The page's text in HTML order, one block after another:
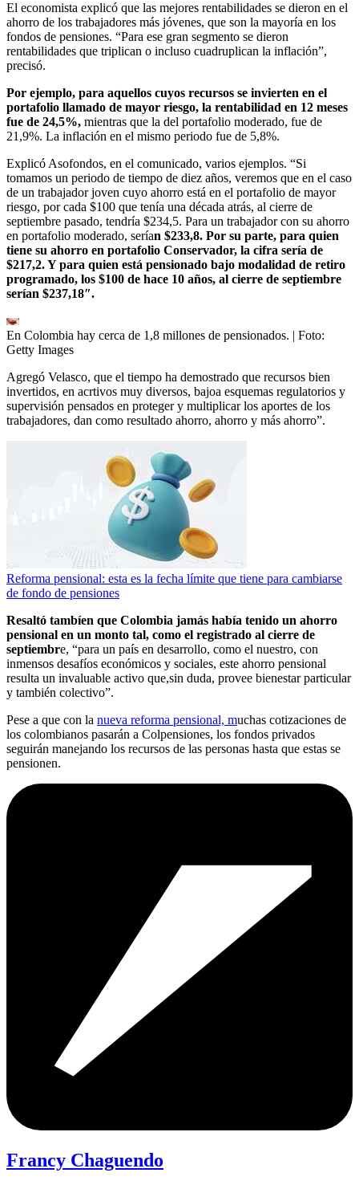
El economista explicó que las mejores rentabilidades se dieron en el
ahorro de los trabajadores más jóvenes, que son la mayoría en los
fondos de pensiones. “Para ese gran segmento se dieron
rentabilidades que triplican o incluso cuadruplican la inflación”,
precisó.
Por ejemplo, para aquellos cuyos recursos se invierten en el
portafolio llamado de mayor riesgo, la rentabilidad en 12 meses
fue de 24,5%, mientras que la del portafolio moderado, fue de
21,9%. La inflación en el mismo periodo fue de 5,8%.
Explicó Asofondos, en el comunicado, varios ejemplos. “Si
tomamos un periodo de tiempo de diez años, veremos que en el caso
de un trabajador joven cuyo ahorro está en el portafolio de mayor
riesgo, por cada $100 que tenía una década atrás, al cierre de
septiembre pasado, tendría $234,5. Para un trabajador con su ahorro
en portafolio moderado, serían $233,8. Por su parte, para quien
tiene su ahorro en portafolio Conservador, la cifra sería de
$217,2. Y para quien está pensionado bajo modalidad de retiro
programado, los $100 de hace 10 años, al cierre de septiembre
serían $237,18″.
En Colombia hay cerca de 1,8 millones de pensionados. | Foto:
Getty Images
Agregó Velasco, que el tiempo ha demostrado que recursos bien
invertidos, en acrtivos muy diversos, bajoa esquemas regulatorios y
supervisión pensados en proteger y multiplicar los aportes de los
trabajadores, dan como resultado ahorro, ahorro y más ahorro”.
Reforma pensional: esta es la fecha límite que tiene para cambiarse
de fondo de pensiones
Resaltó tambíen que Colombia jamás había tenido un ahorro
pensional en un monto tal, como el registrado al cierre de
septiembre, “para un país en desarrollo, como el nuestro, con
inmensos desafíos económicos y sociales, este ahorro pensional
resulta un invaluable activo que,sin duda, provee bienestar particular
y también colectivo”.
Pese a que con la nueva reforma pensional, muchas cotizaciones de
los colombianos pasarán a Colpensiones, los fondos privados
seguirán manejando los recursos de las personas hasta que estas se
pensionen.
Francy Chaguendo